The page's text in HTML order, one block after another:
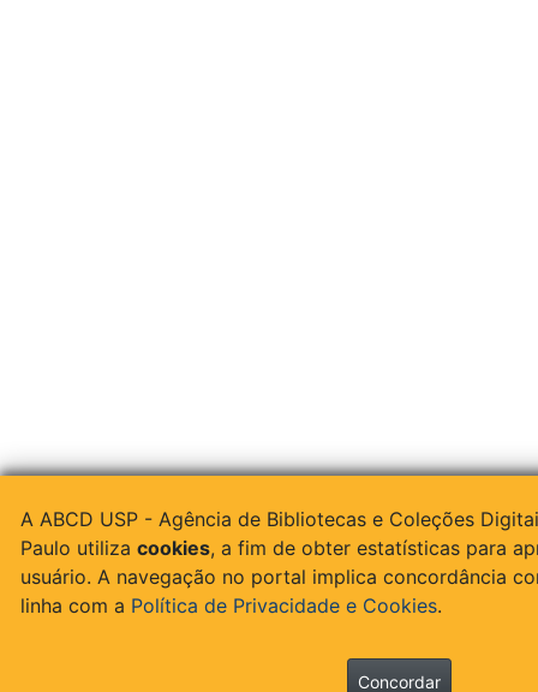
A ABCD USP - Agência de Bibliotecas e Coleções
Paulo utiliza cookies, a fim de obter estatísticas para
usuário. A navegação no portal implica concordância
linha com a Política de Privacidade e Cookies.
Concordar